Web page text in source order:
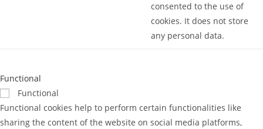
consented to the use of
cookies. It does not store
any personal data.
Functional
Functional
Functional cookies help to perform certain functionalities like
sharing the content of the website on social media platforms,